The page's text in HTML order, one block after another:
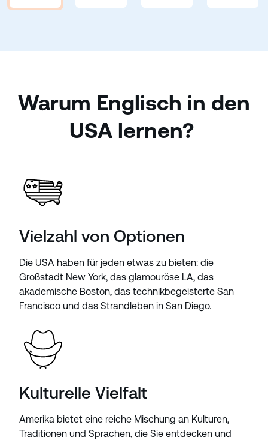
Warum Englisch in den
USA lernen?
Vielzahl von Optionen
Die USA haben für jeden etwas zu bieten: die
Großstadt New York, das glamouröse LA, das
akademische Boston, das technikbegeisterte San
Francisco und das Strandleben in San Diego.
Kulturelle Vielfalt
Amerika bietet eine reiche Mischung an Kulturen,
Traditionen und Sprachen, die Sie entdecken und